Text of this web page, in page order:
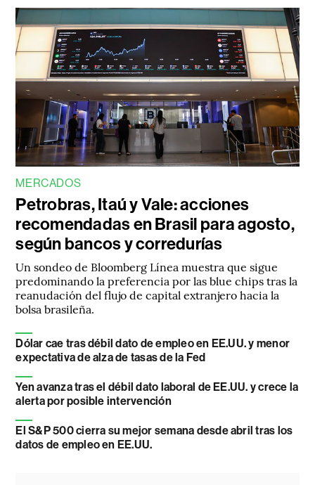
MERCADOS
Petrobras, Itaú y Vale: acciones
recomendadas en Brasil para agosto,
según bancos y corredurías
Un sondeo de Bloomberg Línea muestra que sigue
predominando la preferencia por las blue chips tras la
reanudación del flujo de capital extranjero hacia la
bolsa brasileña.
Dólar cae tras débil dato de empleo en EE.UU. y menor
expectativa de alza de tasas de la Fed
Yen avanza tras el débil dato laboral de EE.UU. y crece la
alerta por posible intervención
El S&P 500 cierra su mejor semana desde abril tras los
datos de empleo en EE.UU.